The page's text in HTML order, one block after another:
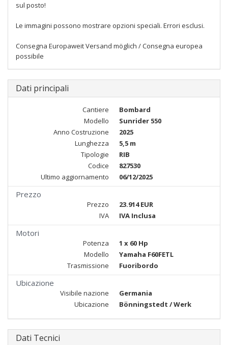
sul posto!
Le immagini possono mostrare opzioni speciali. Errori esclusi.
Consegna Europaweit Versand möglich / Consegna europea
possibile
Dati principali
Cantiere
Bombard
Modello
Sunrider 550
Anno Costruzione
2025
Lunghezza
5,5 m
Tipologie
RIB
Codice
827530
Ultimo aggiornamento
06/12/2025
Prezzo
Prezzo
23.914 EUR
IVA
IVA Inclusa
Motori
Potenza
1 x 60 Hp
Modello
Yamaha F60FETL
Trasmissione
Fuoribordo
Ubicazione
Visibile nazione
Germania
Ubicazione
Bönningstedt / Werk
Dati Tecnici